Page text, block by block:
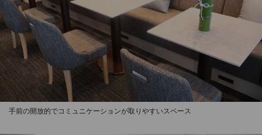
手前の開放的でコミュニケーションが取りやすいスペース